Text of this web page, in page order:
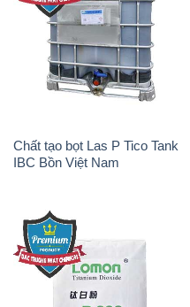
Chất tạo bọt Las P Tico Tank
IBC Bồn Việt Nam